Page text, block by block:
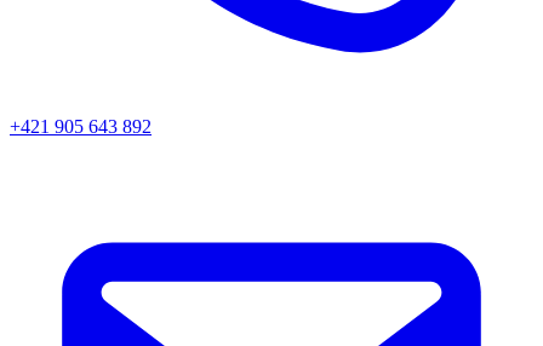
+421 905 643 892